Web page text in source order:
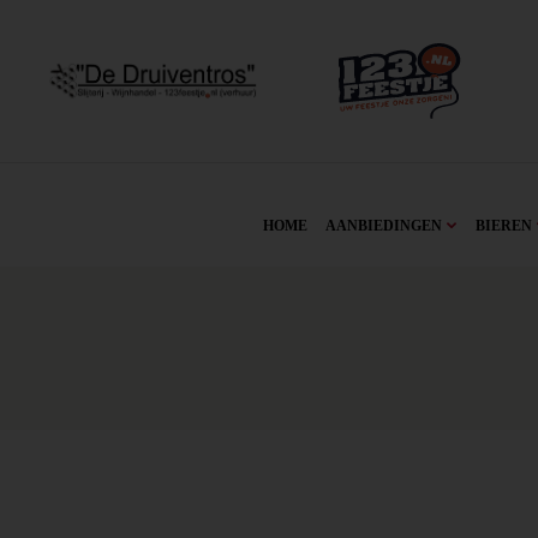
HOME AANBIEDINGEN BIEREN